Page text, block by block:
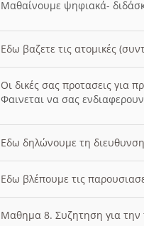
Μαθαίνουμε ψηφιακά-
Εδω βαζετε τις ατομικές
Οι δικές σας προτασεις για
Φαινεται να σας
Εδω δηλώνουμε τη
Εδω βλέπουμε τις
Μαθημα 8. Συζητηση για την